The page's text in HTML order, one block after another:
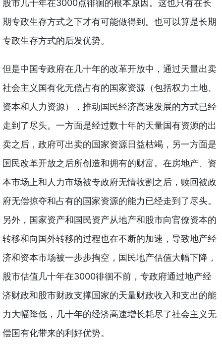
股市几十年在3000点徘徊的根本原因。这也只有在长
期专政生存方式之下才有可能做得到。也可以算是长期
专政生存方式的后发优势。
但是中国专政府在几十年的改革开放中，通过天量出卖
社会主义国有化无偿占有的国家资源（包括权力土地、
资本和人力资源），推动国民经济高速发展的方式已经
走到了尽头。一方面是经过数十年的天量国有资源的出
卖之后，政府可出卖的国家资源日益枯竭，另一方面是
国民改革开放之后所创造和拥有的财富。在房地产、资
本市场上和人力市场被专政府无情收割之后，赎回被政
府无偿掠夺和占有的国家资源的能力已经走到了尽头。
另外，国家资产和国民资产从地产和股市向官僚资本的
转移和向国外转移的过程也在不断的加速，导致地产经
济和资本市场被一步步掏空，国民地产估值大幅下降，
股市估值几十年在3000徘徊不前，专政府通过地产经
济财政和股市财政支撑国家的天量财政收入和支出的能
力大幅降低，几十年的经济高速增长耗尽了社会主义无
偿国有化带来的利好优势。